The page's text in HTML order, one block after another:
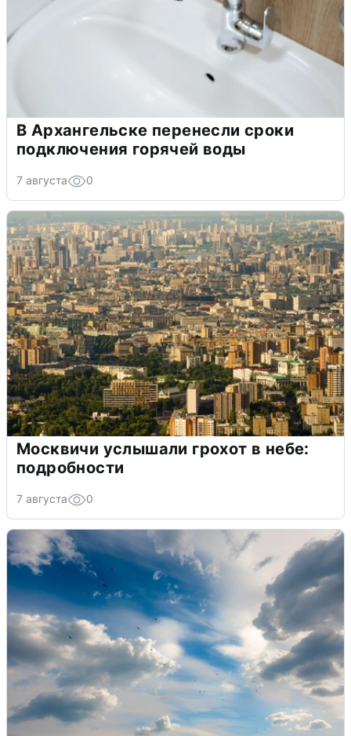
В Архангельске перенесли сроки
подключения горячей воды
7 августа 0
Москвичи услышали грохот в небе:
подробности
7 августа 0